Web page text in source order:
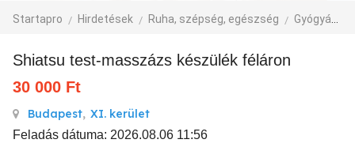
Startapro Hirdetések Ruha, szépség, egészség Gyógyászat
Shiatsu test-masszázs készülék féláron
30 000 Ft
Budapest, XI. kerület
Feladás dátuma: 2026.08.06 11:56